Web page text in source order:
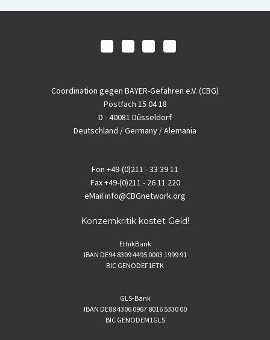
Coordination gegen BAYER-Gefahren e.V. (CBG)
Postfach 15 04 18
D - 40081 Düsseldorf
Deutschland / Germany / Alemania
Fon +49-(0)211 - 33 39 11
Fax+49-(0)211 - 26 11 220
eMailinfo@CBGnetwork.org
Konzernkritik kostet Geld!
EthikBank
IBAN DE94 8309 4495 0003 1999 91
BIC GENODEF1ETK
GLS-Bank
IBAN DE88 4306 0967 8016 5330 00
BIC GENODEM1GLS